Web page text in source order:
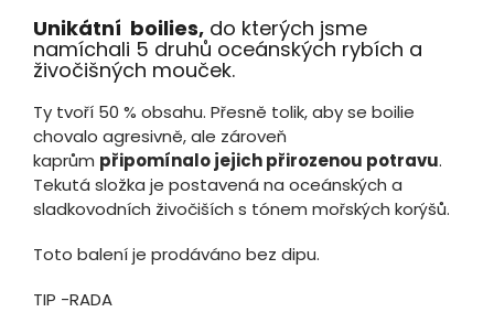
Unikátní boilies, do kterých jsme
namíchali 5 druhů oceánských rybích a
živočišných mouček.
Ty tvoří 50 % obsahu. Přesně tolik, aby se boilie
chovalo agresivně, ale zároveň
kaprům připomínalo jejich přirozenou potravu.
Tekutá složka je postavená na oceánských a
sladkovodních živočiších s tónem mořských korýšů.
Toto balení je prodáváno bez dipu.
TIP -RADA